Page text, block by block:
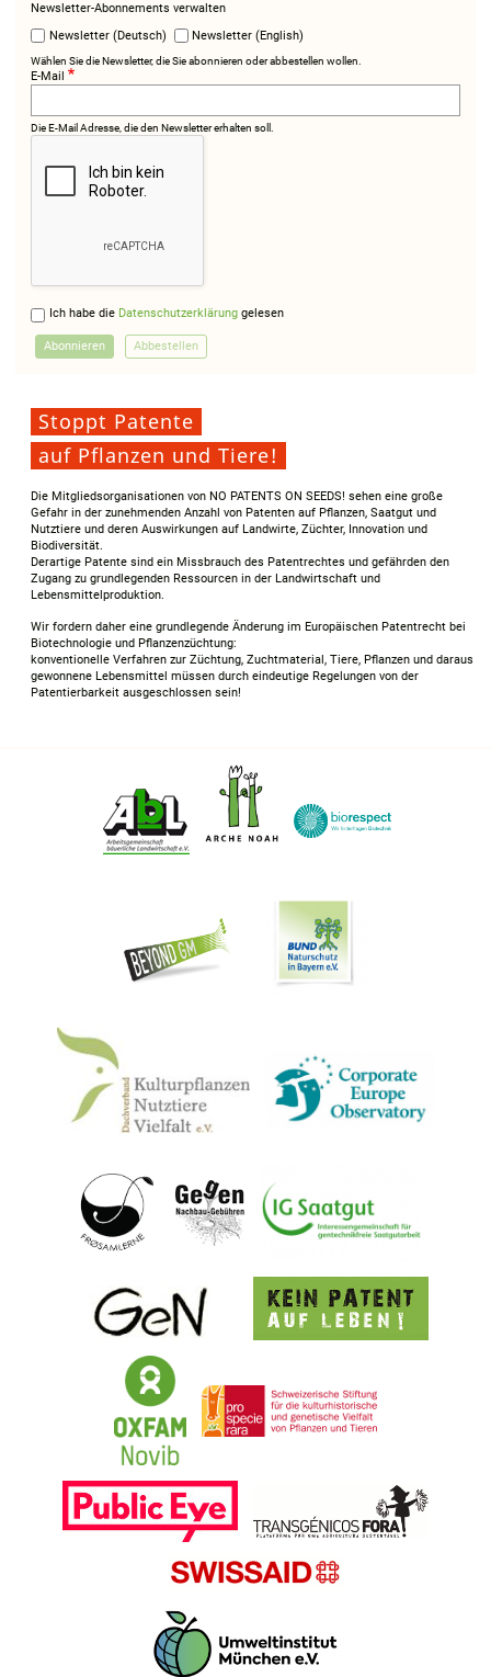
Newsletter-Abonnements verwalten
Newsletter (Deutsch)
Newsletter (English)
Wählen Sie die Newsletter, die Sie abonnieren oder abbestellen wollen.
E-Mail
Die E-Mail Adresse, die den Newsletter erhalten soll.
Ich habe die Datenschutzerklärunggelesen
Stoppt Patente
auf Pflanzen und Tiere!
Die Mitgliedsorganisationen von NO PATENTS ON SEEDS! sehen eine große
Gefahr in der zunehmenden Anzahl von Patenten auf Pflanzen, Saatgut und
Nutztiere und deren Auswirkungen auf Landwirte, Züchter, Innovation und
Biodiversität.
Derartige Patente sind ein Missbrauch des Patentrechtes und gefährden den
Zugang zu grundlegenden Ressourcen in der Landwirtschaft und
Lebensmittelproduktion.
Wir fordern daher eine grundlegende Änderung im Europäischen Patentrecht bei
Biotechnologie und Pflanzenzüchtung:
konventionelle Verfahren zur Züchtung, Zuchtmaterial, Tiere, Pflanzen und daraus
gewonnene Lebensmittel müssen durch eindeutige Regelungen von der
Patentierbarkeit ausgeschlossen sein!